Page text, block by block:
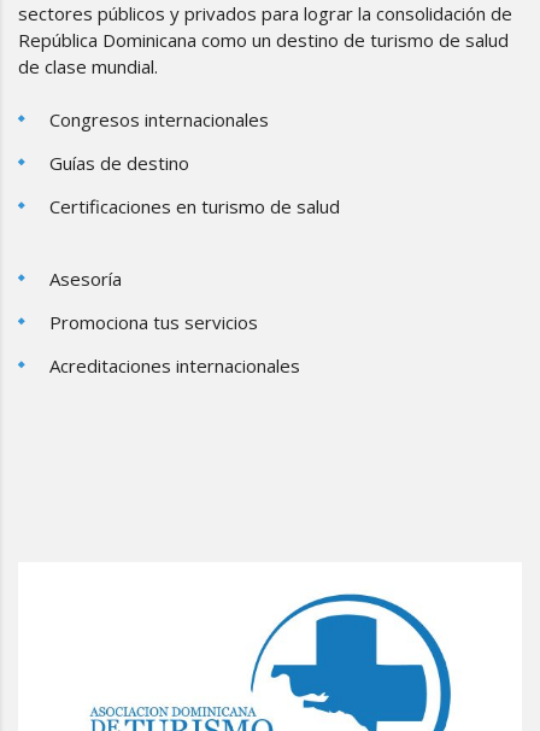
sectores públicos y privados para lograr la consolidación de
República Dominicana como un destino de turismo de salud
de clase mundial.
Congresos internacionales
Guías de destino
Certificaciones en turismo de salud
Asesoría
Promociona tus servicios
Acreditaciones internacionales